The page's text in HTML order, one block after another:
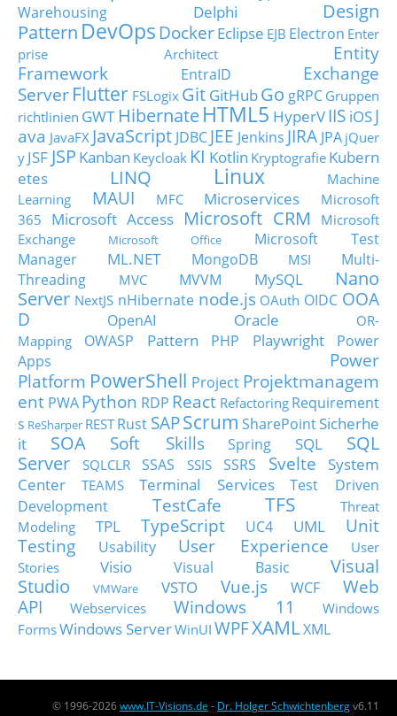
Warehousing
Delphi
Design
Pattern DevOps DockerEclipse EJB Electron Enter
prise Architect
Entity
Framework
EntraID
Exchange
Server Flutter FSLogix Git GitHubGo gRPC Gruppen
richtlinien GWT HibernateHTML5 HyperVIIS iOSJ
ava JavaFX JavaScript JDBC JEE Jenkins JIRA JPA jQuer
y JSF JSP Kanban Keycloak KI Kotlin Kryptografie Kubern
etes
LINQ Linux
Machine
Learning
MAUI MFC Microservices
Microsoft
365
Microsoft Access Microsoft CRM
Microsoft
Exchange
Microsoft Office
Microsoft Test
Manager
ML.NET MongoDB MSI
Multi-
Threading
MVC MVVM MySQL
Nano
Server NextJS nHibernate node.js OAuth OIDC OOA
D
OpenAI Oracle
OR-
Mapping
OWASP Pattern PHP Playwright
Power
Apps
Power
Platform PowerShell Project Projektmanagem
ent PWA Python RDP React Refactoring Requirement
s ReSharper RESTRust SAPScrum SharePointSicherhe
it
SOA Soft Skills Spring SQL
SQL
Server
SQLCLR SSAS SSIS SSRS Svelte
System
Center
TEAMS Terminal Services
Test Driven
Development
TestCafe TFS
Threat
Modeling
TPL TypeScript UC4 UML
Unit
Testing
Usability User Experience
User
Stories
Visio Visual Basic
Visual
Studio
VMWare VSTO Vue.js WCF
Web
API
Webservices Windows 11
Windows
FormsWindows ServerWinUI WPFXAMLXML
© 1996-2026www.IT-Visions.de - Dr. Holger Schwichtenbergv6.11